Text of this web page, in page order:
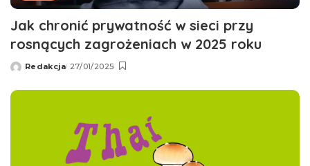
Jak chronić prywatność w sieci przy
rosnących zagrożeniach w 2025 roku
Wysłany
Redakcja 27/01/2025